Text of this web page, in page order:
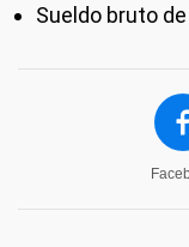
Sueldo bruto de